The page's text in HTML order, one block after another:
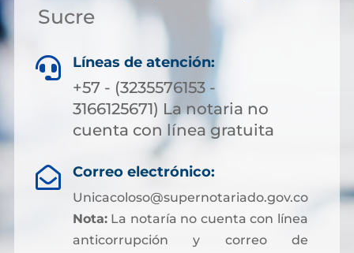
Sucre
 Líneas de atención:
+57 - (3235576153 -
3166125671) La notaria no
cuenta con línea gratuita
 Correo electrónico:
Unicacoloso@supernotariado.gov.co
Nota:La notaría no cuenta con línea
anticorrupción y correo de